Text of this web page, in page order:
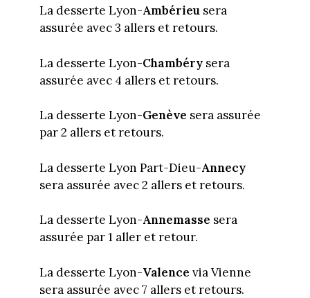
La desserte Lyon-Ambérieusera
assurée avec 3 allers et retours.
La desserte Lyon-Chambérysera
assurée avec 4 allers et retours.
La desserte Lyon-Genève sera assurée
par 2 allers et retours.
La desserte Lyon Part-Dieu-Annecy
sera assurée avec 2 allers et retours.
La desserte Lyon-Annemasse sera
assurée par 1 aller et retour.
La desserte Lyon-Valence via Vienne
sera assurée avec 7 allers et retours.